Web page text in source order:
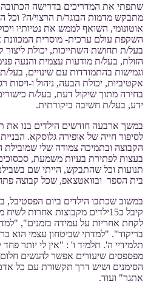
שתפתי את המדריכים בדרישה הכתובה
מתבקש מדמות הבוגר/ת הרצוי/ה? וכל
אוטונומי, השואף לממש את נטיותיו
השקפת עולם ערכית- מוסרית
בעל/ת תחושת השתייכות, יכולת ליצור
הזולת, בעל/ת מודעות עצמית והנעה
וגמישות בהתמודדות עם שינויים, בעל/ת
אקטיביות, יכולת הבעה, ניהול ו-ויסות
בחירה מתוך שיקול דעת, בעל/ת
ידע, בעל/ת חשיבה ביקורתית.
במשך ארבעה חודשים הילדים בנו את
לסיפור חייה של אופירה גלוסקא.
הקבוצה ובתמיכה צמודה שלי שמובילת
בעצות לפתירת בעיות משמעת,
בית הספר ובוואטצאפ, שכל קבוצה
במשוב שכתבו הילדים ביום הפסטיבל,
קיבל כ15ילדים מקבוצות אחרות
לקחת אחריות על עמידה בזמנים",
בריקוד". "למדתי שביטחון עצמי הוא
תלמידיי ה'. תלמיד ו' : "אין לי יותר
מפספסים שיעורים אפשר להגשים
הסימנים ושיש דרך תקשורת עם כל
אתגר" ועוד.